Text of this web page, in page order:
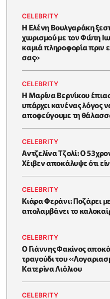
CELEBRITY
Η Ελένη Βουλγαράκη
χωρισμού με τον Φώτη
καμιά πληροφορία πριν
σας»
CELEBRITY
Η Μαρίνα Βερνίκου
υπάρχει κανένας λόγος
αποφεύγουμε τη
CELEBRITY
Αντζελίνα Τζολί: Ο
Χέιβεν αποκάλυψε ότι
CELEBRITY
Κιάρα Φεράνι: Ποζάρει
απολαμβάνει το
CELEBRITY
Ο Γιάννης Φακίνος
τραγούδι του
Κατερίνα Λιόλιου
CELEBRITY